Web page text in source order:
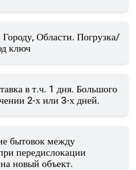
Городу, Области. Погрузка/
ключ
в т.ч. 1 дня. Большого
2-х или 3-х дней.
бытовок между
передислокации
новый объект.